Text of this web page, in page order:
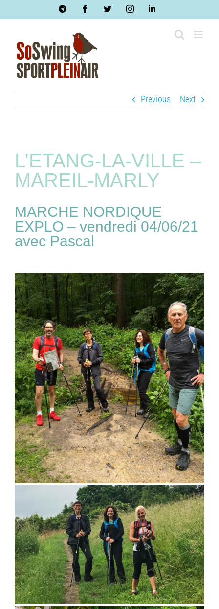
TelegramFacebookTwitterInstagramLinkedIn
Previous Next
L’ETANG-LA-VILLE –
MAREIL-MARLY
MARCHE NORDIQUE
EXPLO – vendredi 04/06/21
avec Pascal